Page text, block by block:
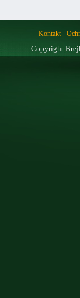
Kontakt-
Copyright